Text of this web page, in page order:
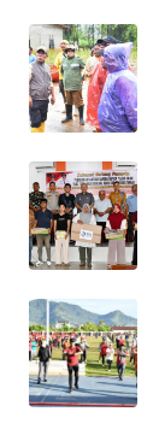
PORTAL
KONSUMEN
ALPERKLINAS
FORJASIDA
TAMBANG
NEWS